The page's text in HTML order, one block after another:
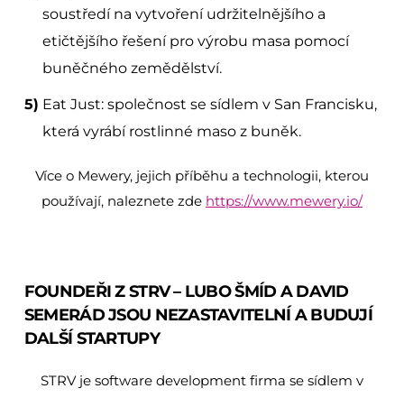
soustředí na vytvoření udržitelnějšího a
etičtějšího řešení pro výrobu masa pomocí
buněčného zemědělství.
Eat Just: společnost se sídlem v San Francisku,
která vyrábí rostlinné maso z buněk.
Více o Mewery, jejich příběhu a technologii, kterou
používají, naleznete zde https://www.mewery.io/
FOUNDEŘI Z STRV – LUBO ŠMÍD A DAVID
SEMERÁD JSOU NEZASTAVITELNÍ A BUDUJÍ
DALŠÍ STARTUPY
STRV je software development firma se sídlem v